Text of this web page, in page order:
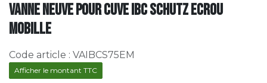
Vanne neuve pour cuve IBC Schutz Ecrou
mobille
Code article : VAIBCS75EM
Afficher le montant TTC